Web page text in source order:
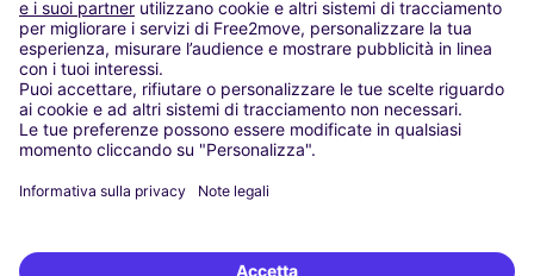
Madrid
Washington DC
Milano
Roma
Torino
Vienna
Berlino
Düsseldorf